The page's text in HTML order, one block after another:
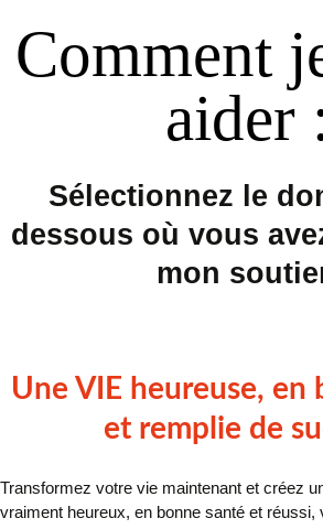
Comment
aider
Sélectionnez le
dessous où vous
mon
Une VIE heureuse, en
et remplie de
Transformez votre vie maintenant et créez
vraiment heureux, en bonne santé et réussi,